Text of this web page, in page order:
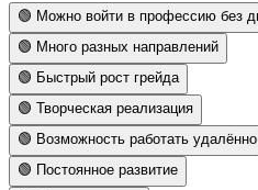
🟢 Можно войти в профессию без
🟢 Много разных направлений
🟢 Быстрый рост грейда
🟢 Творческая реализация
🟢 Возможность работать удалённо
🟢 Постоянное развитие